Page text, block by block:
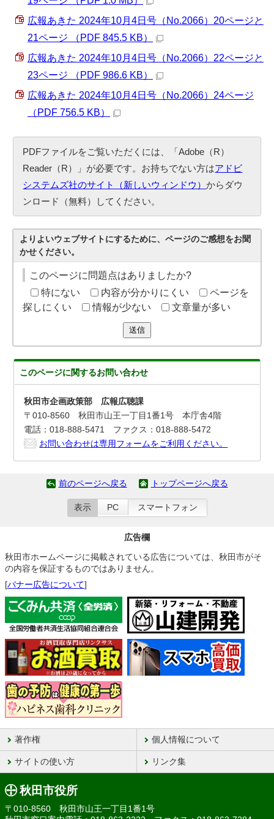
広報あきた 2024年10月4日号（No.2066）20ページと
21ページ （PDF 845.5 KB）
広報あきた 2024年10月4日号（No.2066）22ページと
23ページ （PDF 986.6 KB）
広報あきた 2024年10月4日号（No.2066）24ページ
（PDF 756.5 KB）
PDFファイルをご覧いただくには、「Adobe（R）
Reader（R）」が必要です。お持ちでない方はアドビ
システムズ社のサイト（新しいウィンドウ）からダウ
ンロード（無料）してください。
よりよいウェブサイトにするために、ページのご感想をお聞
かせください。
このページに問題点はありましたか?
特にない
内容が分かりにくい
ページを
探しにくい
情報が少ない 文章量が多い
送信
このページに関するお問い合わせ
秋田市企画政策部 広報広聴課
〒010-8560 秋田市山王一丁目1番1号 本庁舎4階
電話：018-888-5471 ファクス：018-888-5472
お問い合わせは専用フォームをご利用ください。
前のページへ戻る トップページへ戻る
表示 PC スマートフォン
広告欄
秋田市ホームページに掲載されている広告については、秋田市がそ
の内容を保証するものではありません。
[バナー広告について]
著作権 個人情報について
サイトの使い方 リンク集
秋田市役所
〒010-8560 秋田市山王一丁目1番1号